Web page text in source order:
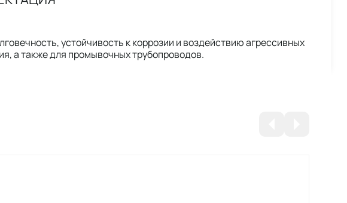
устойчивость к коррозии и воздействию агрессивных
а также для промывочных трубопроводов.